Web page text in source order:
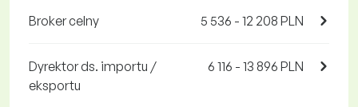
Broker celny 5 536 - 12 208 PLN
Dyrektor ds. importu /
eksportu
6 116 - 13 896 PLN